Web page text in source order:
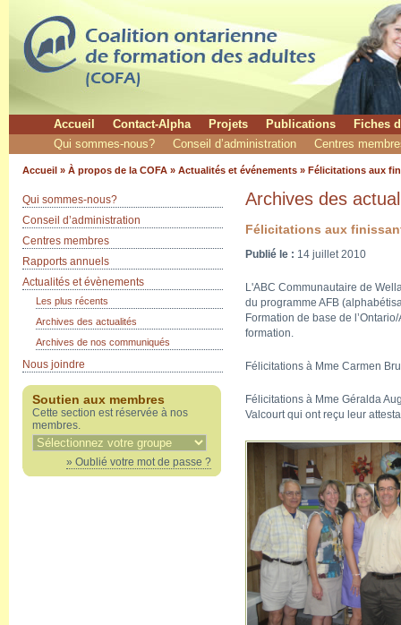
Accueil Contact-Alpha Projets Publications
Fiches
Qui sommes-nous?
Conseil d’administration Centres
Accueil » À propos de la COFA » Actualités et événements » Félicitations aux
Qui sommes-nous?
Conseil d’administration
Centres membres
Rapports annuels
Actualités et évènements
Les plus récents
Archives des actualités
Archives de nos communiqués
Nous joindre
Soutien aux membres
Cette section est réservée à nos
membres.
» Oublié votre mot de passe ?
Archives des
Félicitations aux
Publié le : 14 juillet 2010
L'ABC Communautaire de
du programme AFB
Formation de base de
formation.
Félicitations à Mme Carmen
Félicitations à Mme Géralda
Valcourt qui ont reçu leur